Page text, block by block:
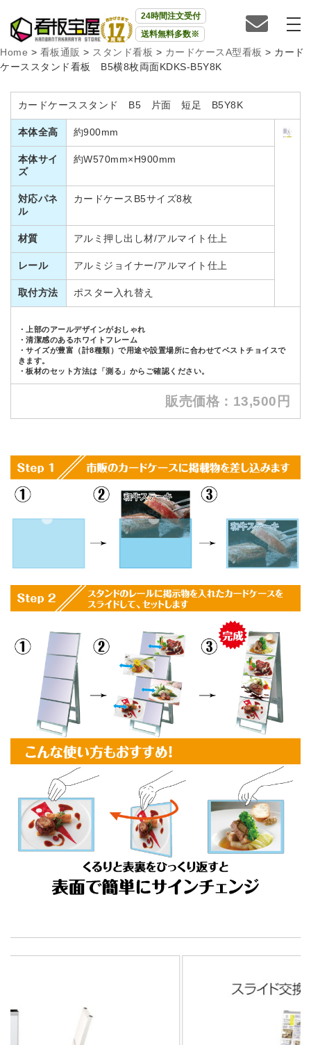
24時間注文受付
送料無料多数※
Home > 看板通販 > スタンド看板 > カードケースA型看板 > カード
ケーススタンド看板 B5横8枚両面KDKS-B5Y8K
カードケーススタンド B5 片面 短足 B5Y8K
本体全高 約900mm
本体サイ
ズ
約W570mm×H900mm
対応パネ
ル
カードケースB5サイズ8枚
材質 アルミ押し出し材/アルマイト仕上
レール アルミジョイナー/アルマイト仕上
取付方法 ポスター入れ替え
・上部のアールデザインがおしゃれ
・清潔感のあるホワイトフレーム
・サイズが豊富（計8種類）で用途や設置場所に合わせてベストチョイスで
きます。
・板材のセット方法は「測る」からご確認ください。
販売価格：13,500円